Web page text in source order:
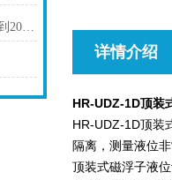
为什么一般的变送器信号是4到20毫安
详情介绍
HR-UDZ-1D顶装
HR-UDZ-1D顶装
隔离，测量液位
顶装式磁浮子液